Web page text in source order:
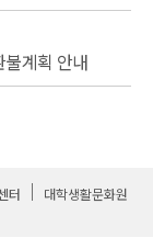
계획 안내
터
대학생활문화원